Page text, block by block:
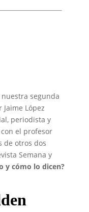
segunda
López
periodista y
el profesor
de otros dos
Semana y
y cómo lo dicen?